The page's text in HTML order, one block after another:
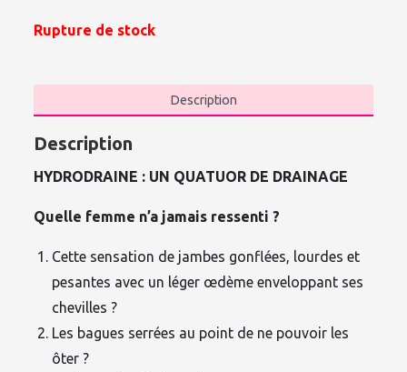
Description
Description
HYDRODRAINE : UN QUATUOR DE DRAINAGE
Quelle femme n’a jamais ressenti ?
Cette sensation de jambes gonflées, lourdes et
pesantes avec un léger œdème enveloppant ses
chevilles ?
Les bagues serrées au point de ne pouvoir les
ôter ?
Rupture de stock